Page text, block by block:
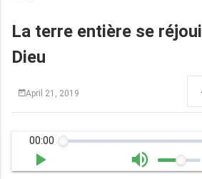
La terre entière se
Dieu
April 21, 2019
00:00